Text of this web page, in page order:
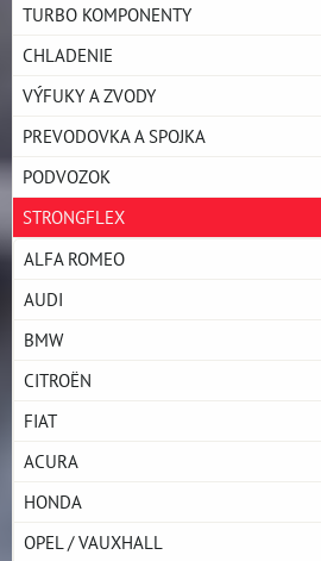
TURBO KOMPONENTY
CHLADENIE
VÝFUKY A ZVODY
PREVODOVKA A SPOJKA
PODVOZOK
STRONGFLEX
ALFA ROMEO
AUDI
BMW
CITROËN
FIAT
ACURA
HONDA
OPEL / VAUXHALL